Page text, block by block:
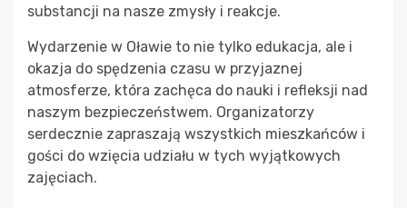
substancji na nasze zmysły i reakcje.
Wydarzenie w Oławie to nie tylko edukacja, ale i
okazja do spędzenia czasu w przyjaznej
atmosferze, która zachęca do nauki i refleksji nad
naszym bezpieczeństwem. Organizatorzy
serdecznie zapraszają wszystkich mieszkańców i
gości do wzięcia udziału w tych wyjątkowych
zajęciach.